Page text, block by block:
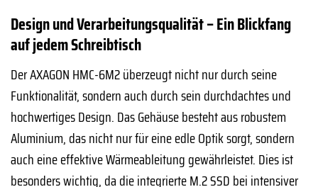
Design und Verarbeitungsqualität – Ein Blickfang
auf jedem Schreibtisch
Der AXAGON HMC-6M2 überzeugt nicht nur durch seine
Funktionalität, sondern auch durch sein durchdachtes und
hochwertiges Design. Das Gehäuse besteht aus robustem
Aluminium, das nicht nur für eine edle Optik sorgt, sondern
auch eine effektive Wärmeableitung gewährleistet. Dies ist
besonders wichtig, da die integrierte M.2 SSD bei intensiver